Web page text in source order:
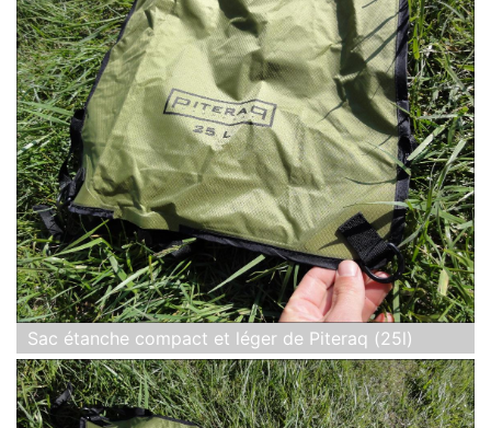
Sac étanche compact et léger de Piteraq (25l)